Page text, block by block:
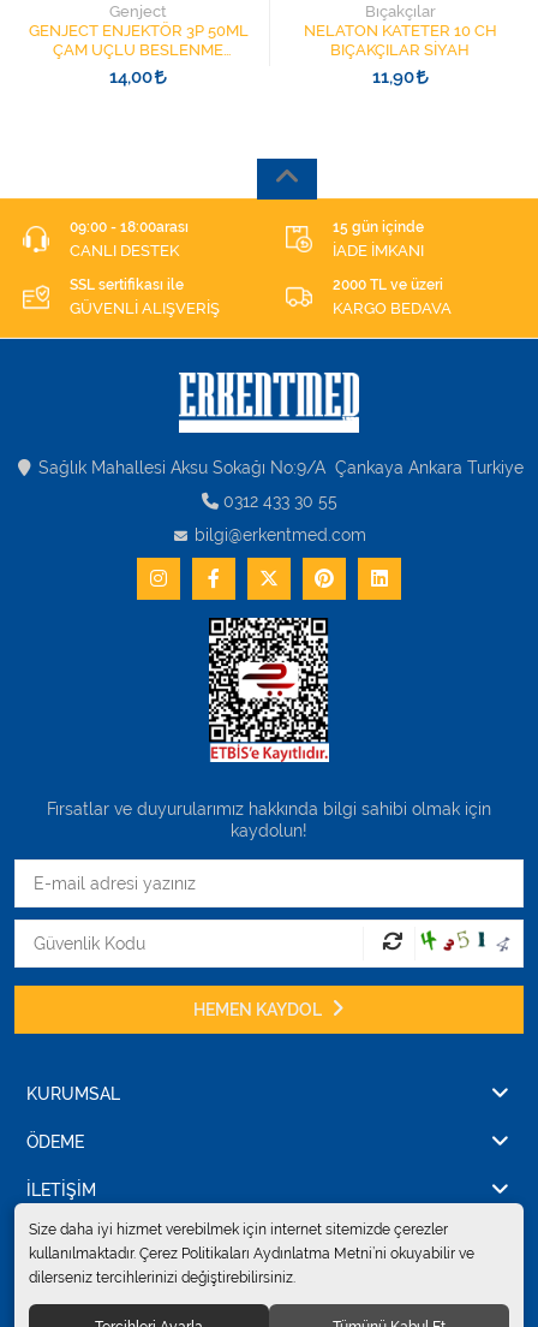
Genject
GENJECT ENJEKTÖR 3P 50ML
ÇAM UÇLU BESLENME
ŞIRINGASI 1852412 KATATER
UÇLU
14,00
Bıçakçılar
NELATON KATETER 10 CH
BIÇAKÇILAR SİYAH
11,90
09:00 - 18:00arası
CANLI DESTEK
15 gün içinde
İADE İMKANI
SSL sertifikası ile
GÜVENLİ ALIŞVERİŞ
2000 TL ve üzeri
KARGO BEDAVA
Sağlık Mahallesi Aksu Sokağı No:9/A Çankaya Ankara Turkiye
0312 433 30 55
bilgi@erkentmed.com
Fırsatlar ve duyurularımız hakkında bilgi sahibi olmak için
kaydolun!
HEMEN KAYDOL
KURUMSAL
ÖDEME
İLETİŞİM
© 2024Erkent Sağlık Ürünleri Pazarlama San.ve Tic. Ltd.Şti.
saklıdır.
Size daha iyi hizmet verebilmek için internet sitemizde çerezler
kullanılmaktadır. Çerez Politikaları Aydınlatma Metni’ni okuyabilir ve
dilerseniz tercihlerinizi değiştirebilirsiniz.